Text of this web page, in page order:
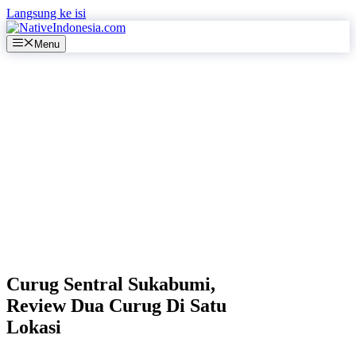
Langsung ke isi
Menu
Curug Sentral Sukabumi,
Review Dua Curug Di Satu
Lokasi